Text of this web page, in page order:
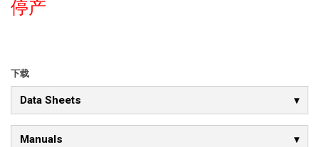
关于
哪里购买和连接
支持
停产
下载
Data Sheets
Manuals